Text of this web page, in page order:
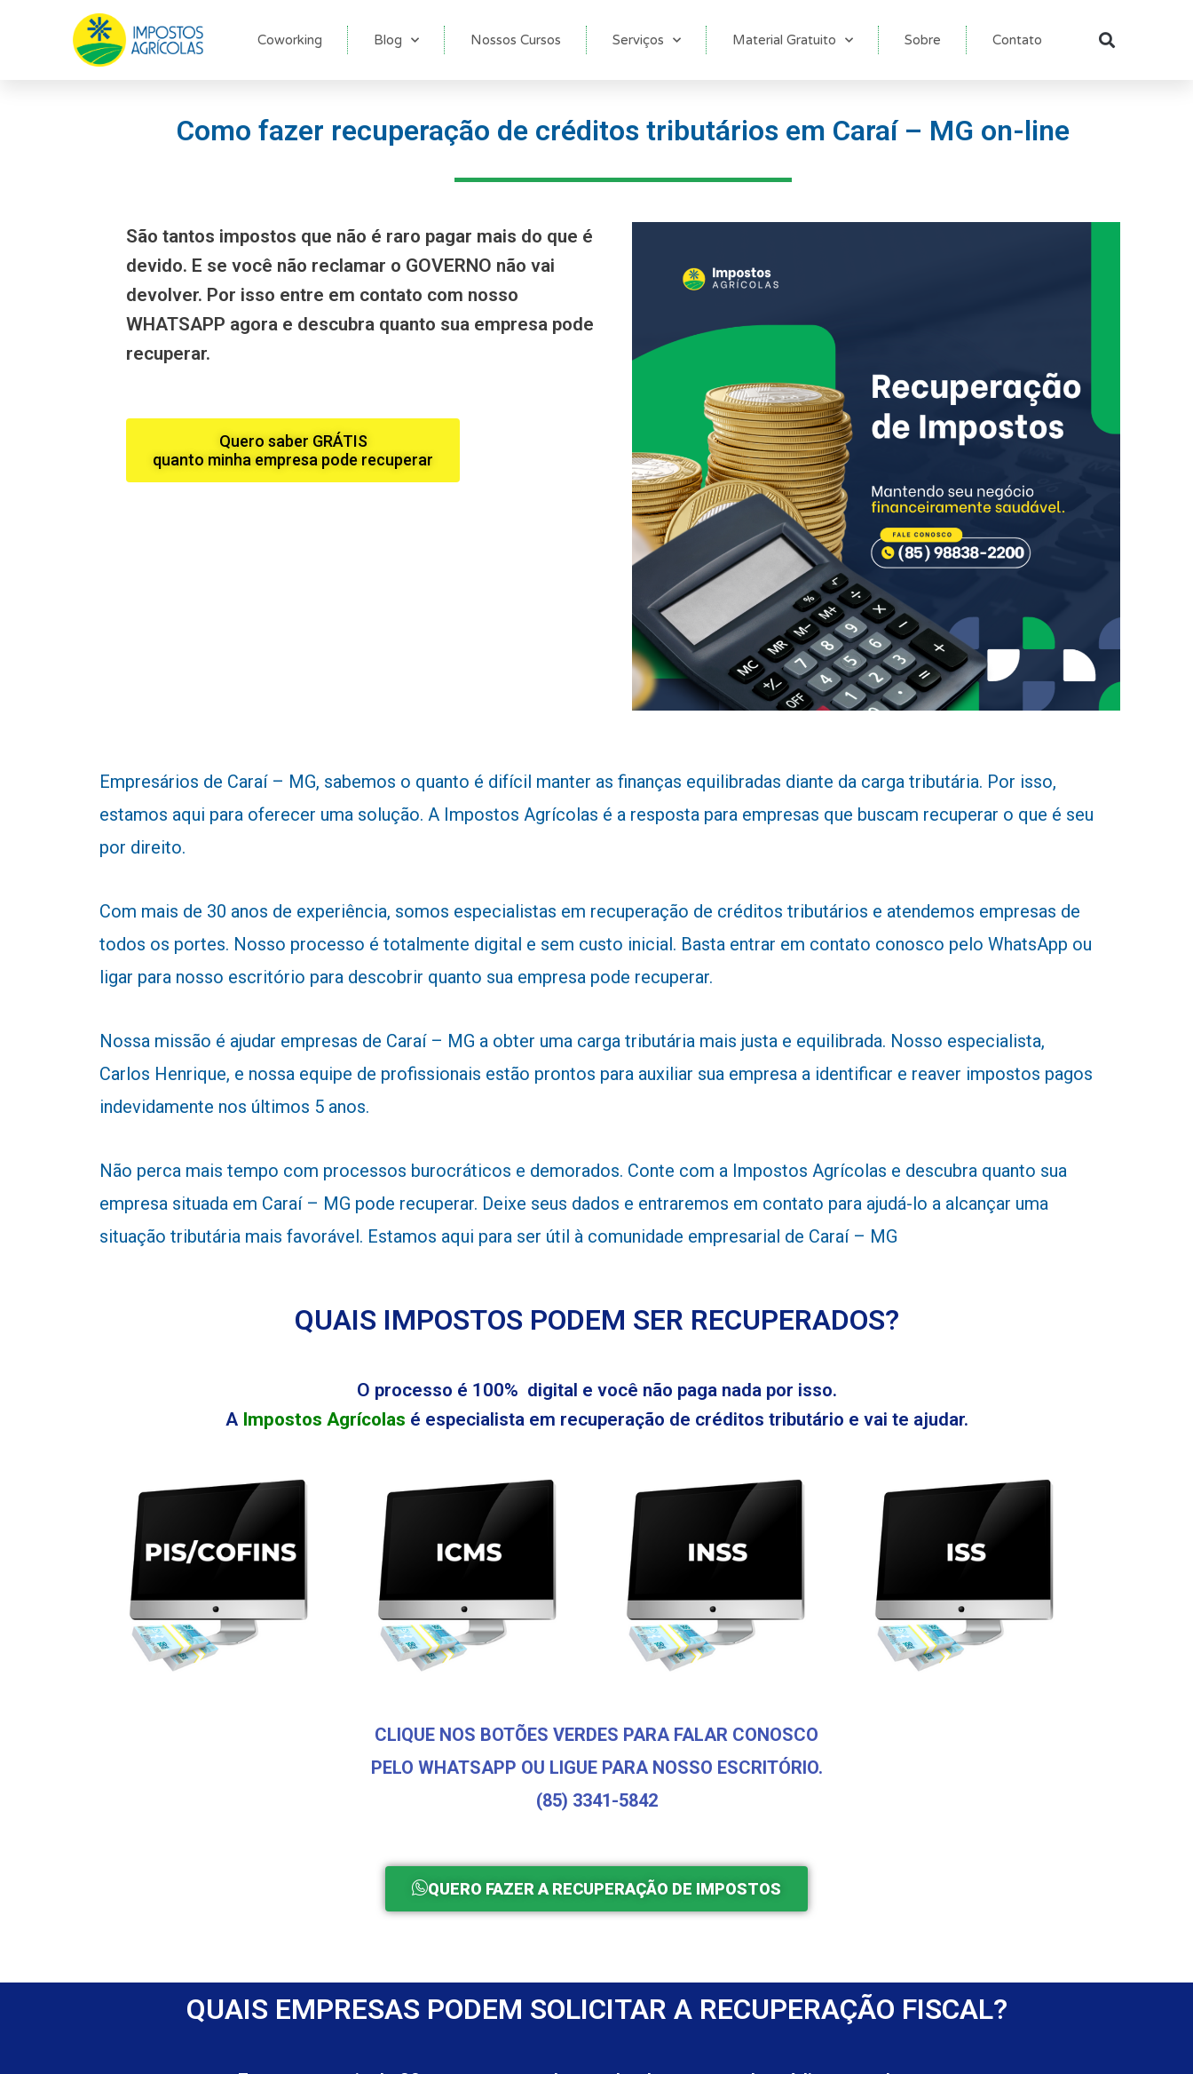
Coworking Blog Nossos Cursos Serviços Material Gratuito Sobre Contato
Como fazer recuperação de créditos tributários em Caraí – MG on-line
São tantos impostos que não é raro pagar mais do que é
devido. E se você não reclamar o GOVERNO não vai
devolver. Por isso entre em contato com nosso
WHATSAPP agora e descubra quanto sua empresa pode
recuperar.
Quero saber GRÁTIS
quanto minha empresa pode recuperar
Empresários de Caraí – MG, sabemos o quanto é difícil manter as finanças equilibradas diante da carga tributária. Por isso,
estamos aqui para oferecer uma solução. A Impostos Agrícolas é a resposta para empresas que buscam recuperar o que é seu
por direito.
Com mais de 30 anos de experiência, somos especialistas em recuperação de créditos tributários e atendemos empresas de
todos os portes. Nosso processo é totalmente digital e sem custo inicial. Basta entrar em contato conosco pelo WhatsApp ou
ligar para nosso escritório para descobrir quanto sua empresa pode recuperar.
Nossa missão é ajudar empresas de Caraí – MG a obter uma carga tributária mais justa e equilibrada. Nosso especialista,
Carlos Henrique, e nossa equipe de profissionais estão prontos para auxiliar sua empresa a identificar e reaver impostos pagos
indevidamente nos últimos 5 anos.
Não perca mais tempo com processos burocráticos e demorados. Conte com a Impostos Agrícolas e descubra quanto sua
empresa situada em Caraí – MG pode recuperar. Deixe seus dados e entraremos em contato para ajudá-lo a alcançar uma
situação tributária mais favorável. Estamos aqui para ser útil à comunidade empresarial de Caraí – MG
QUAIS IMPOSTOS PODEM SER RECUPERADOS?
O processo é 100% digital e você não paga nada por isso.
A Impostos Agrícolas é especialista em recuperação de créditos tributário e vai te ajudar.
CLIQUE NOS BOTÕES VERDES PARA FALAR CONOSCO
PELO WHATSAPP OU LIGUE PARA NOSSO ESCRITÓRIO.
(85) 3341-5842
QUERO FAZER A RECUPERAÇÃO DE IMPOSTOS
QUAIS EMPRESAS PODEM SOLICITAR A RECUPERAÇÃO FISCAL?